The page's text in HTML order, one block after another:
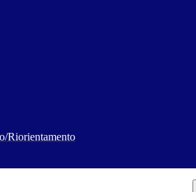
Riorientamento